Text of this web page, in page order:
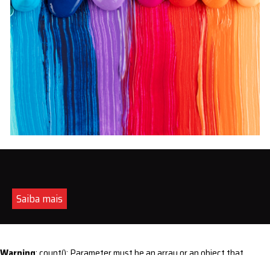
Saiba mais
Warning: count(): Parameter must be an array or an object that